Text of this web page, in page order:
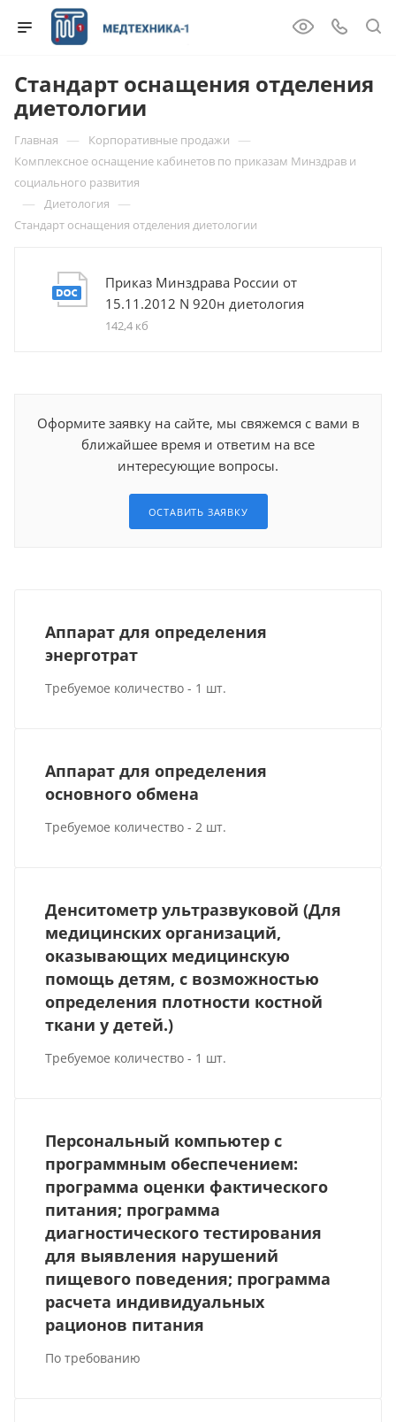
Стандарт оснащения отделения
диетологии
Главная — Корпоративные продажи —
Комплексное оснащение кабинетов по приказам Минздрав и
социального развития
— Диетология —
Стандарт оснащения отделения диетологии
Приказ Минздрава России от
15.11.2012 N 920н диетология
142,4 кб
Оформите заявку на сайте, мы свяжемся с вами в
ближайшее время и ответим на все
интересующие вопросы.
ОСТАВИТЬ ЗАЯВКУ
Аппарат для определения
энерготрат
Требуемое количество - 1 шт.
Аппарат для определения
основного обмена
Требуемое количество - 2 шт.
Денситометр ультразвуковой (Для
медицинских организаций,
оказывающих медицинскую
помощь детям, с возможностью
определения плотности костной
ткани у детей.)
Требуемое количество - 1 шт.
Персональный компьютер с
программным обеспечением:
программа оценки фактического
питания; программа
диагностического тестирования
для выявления нарушений
пищевого поведения; программа
расчета индивидуальных
рационов питания
По требованию